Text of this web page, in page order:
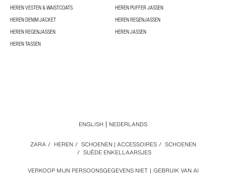
HEREN VESTEN & WAISTCOATS
HEREN PUFFER JASSEN
HEREN DENIM JACKET
HEREN REGENJASSEN
HEREN REGENJASSEN
HEREN JASSEN
HEREN TASSEN
VERKOOP MIJN PERSOONSGEGEVENS NIET GEBRUIK VAN AI
ZARA / HEREN / SCHOENEN | ACCESSOIRES / SCHOENEN
/ SUÈDE ENKELLAARSJES
ENGLISH NEDERLANDS